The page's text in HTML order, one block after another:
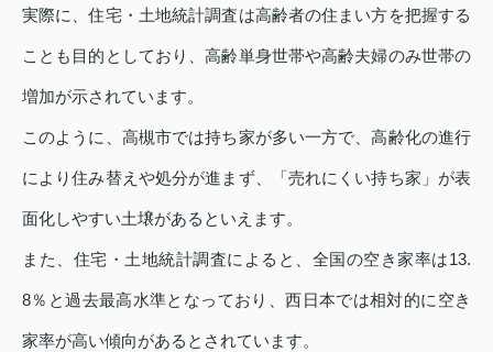
実際に、住宅・土地統計調査は高齢者の住まい方を把握する
ことも目的としており、高齢単身世帯や高齢夫婦のみ世帯の
増加が示されています。
このように、高槻市では持ち家が多い一方で、高齢化の進行
により住み替えや処分が進まず、「売れにくい持ち家」が表
面化しやすい土壌があるといえます。
また、住宅・土地統計調査によると、全国の空き家率は13.
8％と過去最高水準となっており、西日本では相対的に空き
家率が高い傾向があるとされています。